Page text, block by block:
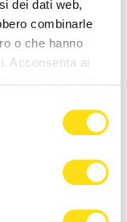
dei dati web,
combinarle
o che hanno
Acconsenta ai
sfide che ci
a un team di
possiamo
brillante e